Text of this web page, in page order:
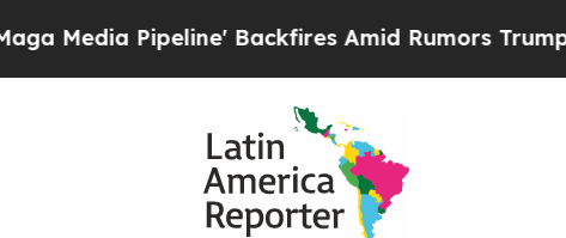
Pipeline' Backfires Amid Rumors Trump Will cut